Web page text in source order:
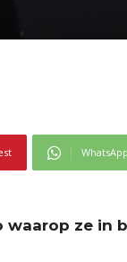
WhatsApp
ze in